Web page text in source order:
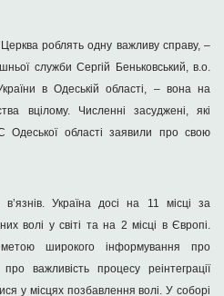
роблять одну важливу справу, –
служби Сергій Беньковський, в.о.
в Одеській області, – вона на
вцілому. Численні засуджені, які
Одеської області заявили про свою
Україна досі на 11 місці за
волі у світі та на 2 місці в Європі.
широкого інформування про
важливість процесу реінтеграції
у місцях позбавлення волі. У соборі